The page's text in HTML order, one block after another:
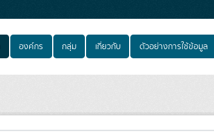
องค์กร กลุ่ม เกี่ยวกับ ตัวอย่างการใช้ข้อมูล